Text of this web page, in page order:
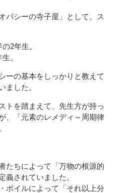
パシーの寺子屋」として、ス
2年生。
。
ーの基本をしっかりと教えて
ました。
トを踏まえて、先生方が持っ
、「元素のレメディ～周期律
たちによって「万物の根源的
義されていました。
ボイルによって「それ以上分